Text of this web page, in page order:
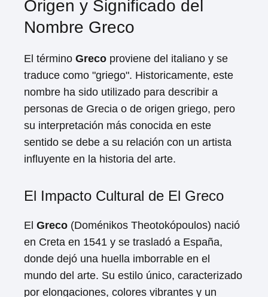
Origen y Significado del
Nombre Greco
El término Greco proviene del italiano y se
traduce como "griego". Historicamente, este
nombre ha sido utilizado para describir a
personas de Grecia o de origen griego, pero
su interpretación más conocida en este
sentido se debe a su relación con un artista
influyente en la historia del arte.
El Impacto Cultural de El Greco
El Greco (Doménikos Theotokópoulos) nació
en Creta en 1541 y se trasladó a España,
donde dejó una huella imborrable en el
mundo del arte. Su estilo único, caracterizado
por elongaciones, colores vibrantes y un